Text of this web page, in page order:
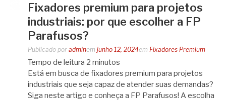
Fixadores premium para projetos
industriais: por que escolher a FP
Parafusos?
Publicado por adminem junho 12, 2024em Fixadores Premium
Tempo de leitura 2 minutos
Está em busca de fixadores premium para projetos
industriais que seja capaz de atender suas demandas?
Siga neste artigo e conheça a FP Parafusos! A escolha